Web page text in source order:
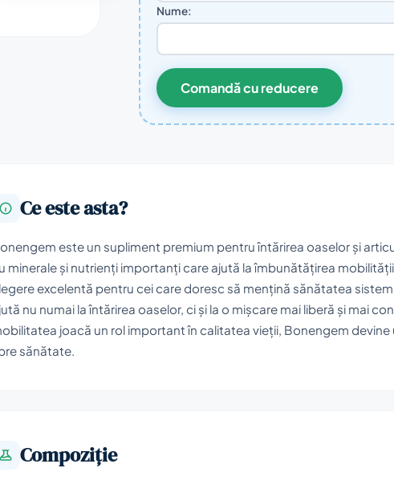
States
Nume:
Comandă cu reducere
Ce este asta?
este un supliment premium pentru întărirea oaselor și
minerale și nutrienți importanți care ajută la îmbunătățirea
excelentă pentru cei care doresc să mențină sănătatea
nu numai la întărirea oaselor, ci și la o mișcare mai liberă și mai
joacă un rol important în calitatea vieții, Bonengem
sănătate.
Compoziţie